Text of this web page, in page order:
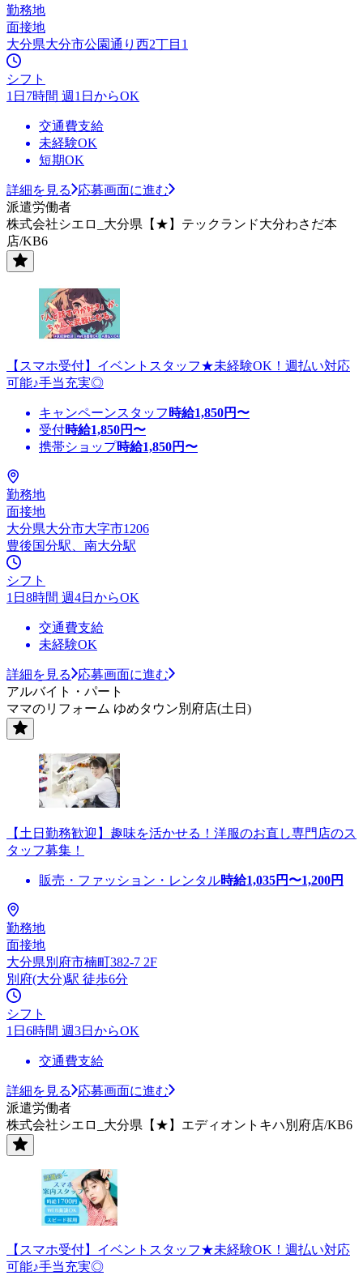
勤務地
面接地
大分県大分市公園通り西2丁目1
シフト
1日7時間 週1日からOK
交通費支給
未経験OK
短期OK
詳細を見る
応募画面に進む
派遣労働者
株式会社シエロ_大分県【★】テックランド大分わさだ本
店/KB6
【スマホ受付】イベントスタッフ★未経験OK！週払い対応
可能♪手当充実◎
キャンペーンスタッフ 時給1,850円〜
受付時給1,850円〜
携帯ショップ時給1,850円〜
勤務地
面接地
大分県大分市大字市1206
豊後国分駅、南大分駅
シフト
1日8時間 週4日からOK
交通費支給
未経験OK
詳細を見る
応募画面に進む
アルバイト・パート
ママのリフォーム ゆめタウン別府店(土日)
【土日勤務歓迎】趣味を活かせる！洋服のお直し専門店のス
タッフ募集！
販売・ファッション・レンタル時給1,035円〜1,200円
勤務地
面接地
大分県別府市楠町382-7 2F
別府(大分)駅 徒歩6分
シフト
1日6時間 週3日からOK
交通費支給
詳細を見る
応募画面に進む
派遣労働者
株式会社シエロ_大分県【★】エディオントキハ別府店/KB6
【スマホ受付】イベントスタッフ★未経験OK！週払い対応
可能♪手当充実◎